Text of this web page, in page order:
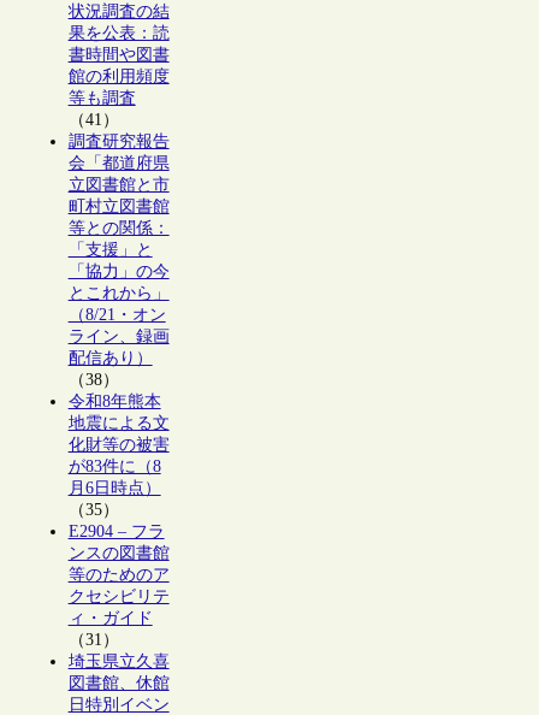
状況調査の結
果を公表：読
書時間や図書
館の利用頻度
等も調査
（41）
調査研究報告
会「都道府県
立図書館と市
町村立図書館
等との関係：
「支援」と
「協力」の今
とこれから」
（8/21・オン
ライン、録画
配信あり）
（38）
令和8年熊本
地震による文
化財等の被害
が83件に（8
月6日時点）
（35）
E2904 – フラ
ンスの図書館
等のためのア
クセシビリテ
ィ・ガイド
（31）
埼玉県立久喜
図書館、休館
日特別イベン